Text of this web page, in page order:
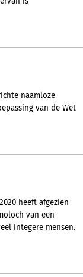
naamloze
van de Wet
heeft afgezien
van een
integere mensen.